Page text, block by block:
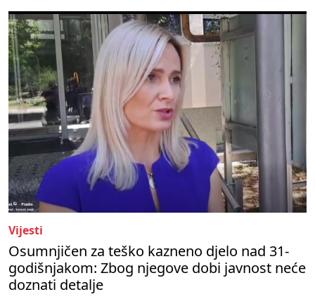
Vijesti
Osumnjičen za teško kazneno djelo nad 31-
godišnjakom: Zbog njegove dobi javnost neće
doznati detalje